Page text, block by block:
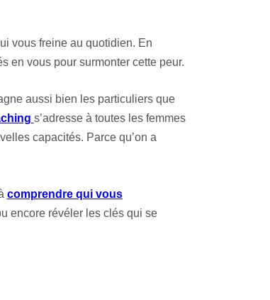
vous freine au quotidien. En
en vous pour surmonter cette peur.
aussi bien les particuliers que
s’adresse à toutes les femmes
capacités. Parce qu’on a
comprendre qui vous
encore révéler les clés qui se